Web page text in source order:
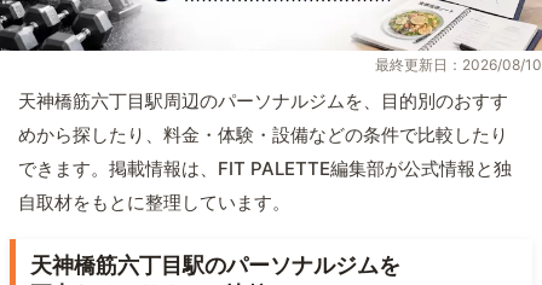
最終更新日：2026/08/10
天神橋筋六丁目駅周辺のパーソナルジムを、目的別のおすす
めから探したり、料金・体験・設備などの条件で比較したり
できます。掲載情報は、FIT PALETTE編集部が公式情報と独
自取材をもとに整理しています。
天神橋筋六丁目駅のパーソナルジムを